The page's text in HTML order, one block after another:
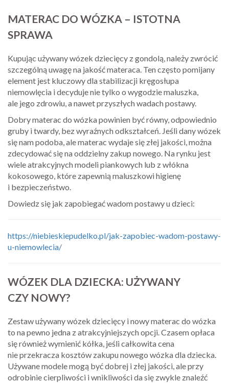
MATERAC DO WÓZKA – ISTOTNA
SPRAWA
Kupując używany wózek dziecięcy z gondolą, należy zwrócić
szczególną uwagę na jakość materaca. Ten często pomijany
element jest kluczowy dla stabilizacji kręgosłupa
niemowlęcia i decyduje nie tylko o wygodzie maluszka,
ale jego zdrowiu, a nawet przyszłych wadach postawy.
Dobry materac do wózka powinien być równy, odpowiednio
gruby i twardy, bez wyraźnych odkształceń. Jeśli dany wózek
się nam podoba, ale materac wydaje się złej jakości, można
zdecydować się na oddzielny zakup nowego. Na rynku jest
wiele atrakcyjnych modeli piankowych lub z włókna
kokosowego, które zapewnią maluszkowi higienę
i bezpieczeństwo.
Dowiedz się jak zapobiegać wadom postawy u dzieci:
https://niebieskiepudelko.pl/jak-zapobiec-wadom-postawy-
u-niemowlecia/
WÓZEK DLA DZIECKA: UŻYWANY
CZY NOWY?
Zestaw używany wózek dziecięcy i nowy materac do wózka
to na pewno jedna z atrakcyjniejszych opcji. Czasem opłaca
się również wymienić kółka, jeśli całkowita cena
nie przekracza kosztów zakupu nowego wózka dla dziecka.
Używane modele mogą być dobrej i złej jakości, ale przy
odrobinie cierpliwości i wnikliwości da się zwykle znaleźć